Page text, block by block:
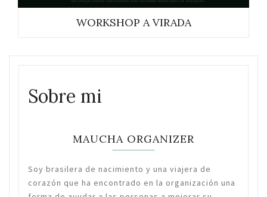
WORKSHOP A VIRADA
Sobre mi
MAUCHA ORGANIZER
Soy brasilera de nacimiento y una viajera de
corazón que ha encontrado en la organización una